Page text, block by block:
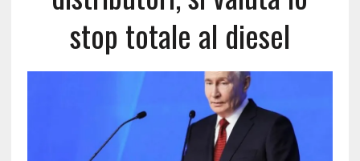
stop totale al diesel